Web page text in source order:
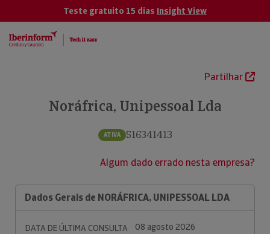
Teste gratuito 15 dias Insight View
Partilhar
Noráfrica, Unipessoal Lda
ATIVA 516341413
Algum dado errado nesta empresa?
Dados Gerais de NORÁFRICA, UNIPESSOAL LDA
DATA DE ÚLTIMA CONSULTA
08 agosto 2026